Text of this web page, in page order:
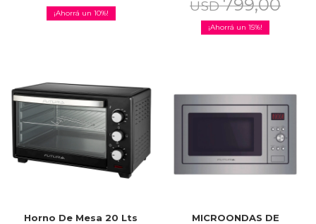
10 USD 799,00
15
Horno De Mesa 20 Lts
MICROONDAS DE
Celulares